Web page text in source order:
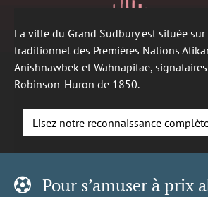
La ville du Grand Sudbury est située
traditionnel des Premières Nations
Anishnawbek et Wahnapitae,
Robinson-Huron de 1850.
Lisez notre reconnaissance
Pour s’amuser à prix